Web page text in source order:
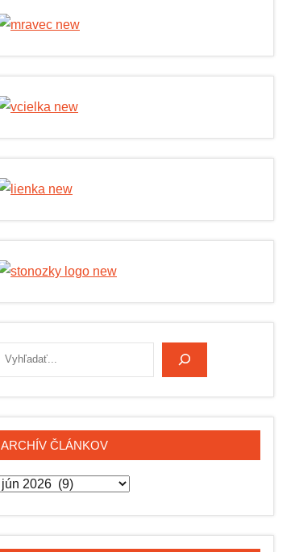
Hľadať
ARCHÍV ČLÁNKOV
Archív